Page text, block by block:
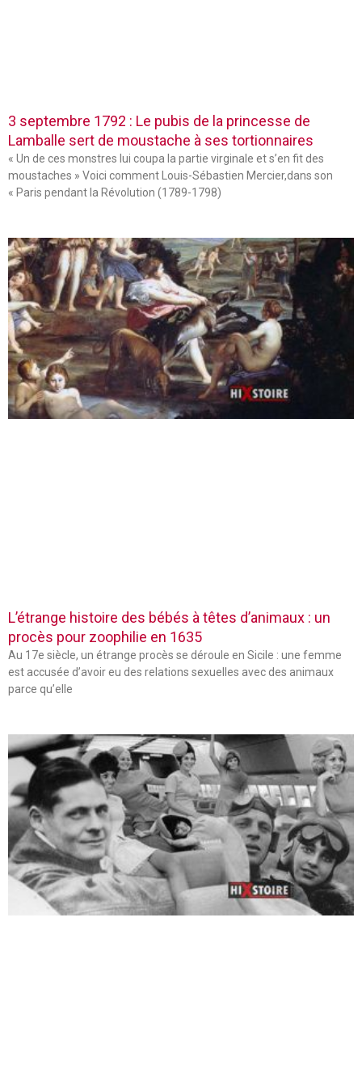
3 septembre 1792 : Le pubis de la princesse de
Lamballe sert de moustache à ses tortionnaires
« Un de ces monstres lui coupa la partie virginale et s’en fit des
moustaches » Voici comment Louis-Sébastien Mercier,dans son
« Paris pendant la Révolution (1789-1798)
L’étrange histoire des bébés à têtes d’animaux : un
procès pour zoophilie en 1635
Au 17e siècle, un étrange procès se déroule en Sicile : une femme
est accusée d’avoir eu des relations sexuelles avec des animaux
parce qu’elle